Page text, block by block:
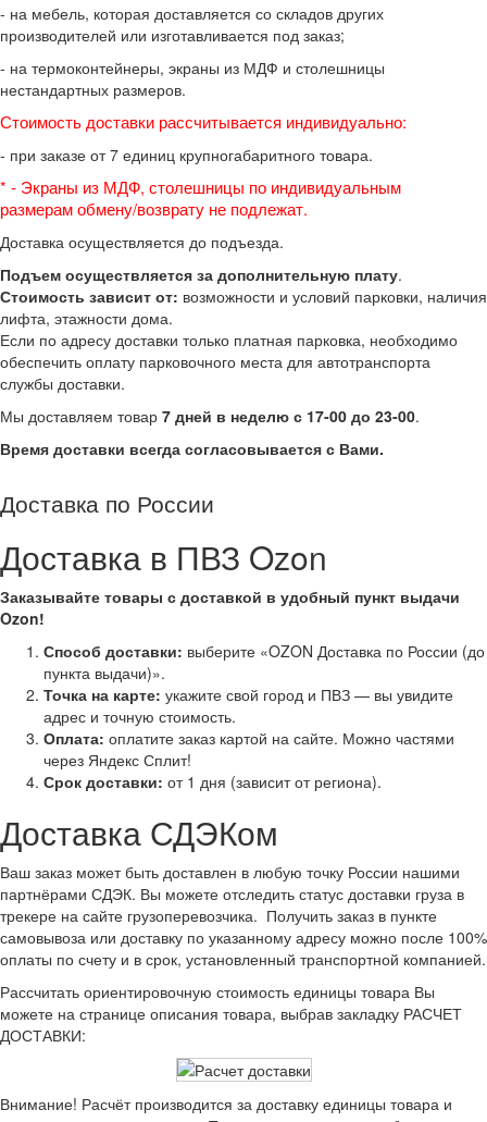
- на мебель, которая доставляется со складов других
производителей или изготавливается под заказ;
- на термоконтейнеры, экраны из МДФ и столешницы
нестандартных размеров.
Стоимость доставки рассчитывается индивидуально:
- при заказе от 7 единиц крупногабаритного товара.
* - Экраны из МДФ, столешницы по индивидуальным
размерамобмену/возврату не подлежат.
Доставка осуществляется до подъезда.
Подъем осуществляется за дополнительную плату.
Стоимость зависит от: возможности и условий парковки, наличия
лифта, этажности дома.
Если по адресу доставки только платная парковка, необходимо
обеспечить оплату парковочного места для автотранспорта
службы доставки.
Мы доставляем товар 7 дней в неделю с 17-00 до 23-00.
Время доставки всегда согласовывается с Вами.
Доставка по России
Доставка в ПВЗ Ozon
Заказывайте товары с доставкой в удобный пункт выдачи
Ozon!
Способ доставки: выберите «OZON Доставка по России (до
пункта выдачи)».
Точка на карте: укажите свой город и ПВЗ — вы увидите
адрес и точную стоимость.
Оплата: оплатите заказ картой на сайте. Можно частями
через Яндекс Сплит!
Срок доставки: от 1 дня (зависит от региона).
Доставка СДЭКом
Ваш заказ может быть доставлен в любую точку России нашими
партнёрами СДЭК. Вы можете отследить статус доставки груза в
трекере на сайте грузоперевозчика. Получить заказ в пункте
самовывоза или доставку по указанному адресу можно после 100%
оплаты по счету и в срок, установленный транспортной компанией.
Рассчитать ориентировочную стоимость единицы товара Вы
можете на странице описания товара, выбрав закладку РАСЧЕТ
ДОСТАВКИ:
Внимание! Расчёт производится за доставку единицы товара и